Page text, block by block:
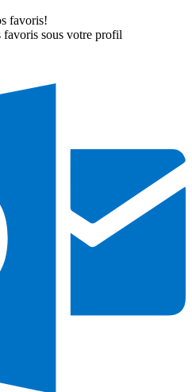
favoris!
favoris sous votre profil